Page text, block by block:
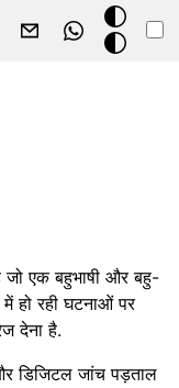
डार्क
मोड
जो एक बहुभाषी और बहु-
हो रही घटनाओं पर
देना है.
डिजिटल जांच पड़ताल